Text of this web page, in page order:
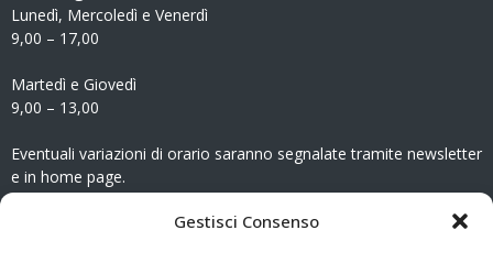
Gestisci Consenso
Lunedì, Mercoledì e Venerdì
9,00 – 17,00
Martedì e Giovedì
9,00 – 13,00
Eventuali variazioni di orario saranno segnalate tramite newsletter
e in home page.